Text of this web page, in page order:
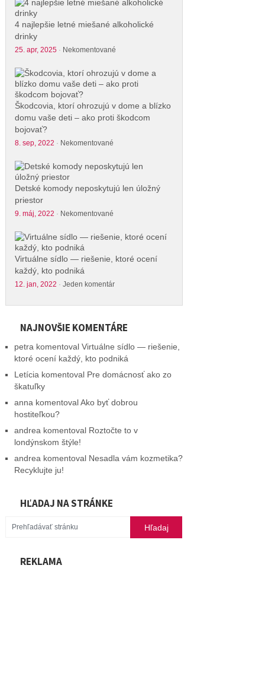
4 najlepšie letné miešané alkoholické
drinky
25. apr, 2025· Nekomentované
Škodcovia, ktorí ohrozujú v dome a blízko
domu vaše deti – ako proti škodcom
bojovať?
8. sep, 2022 · Nekomentované
Detské komody neposkytujú len úložný
priestor
9. máj, 2022 · Nekomentované
Virtuálne sídlo — riešenie, ktoré ocení
každý, kto podniká
12. jan, 2022 · Jeden komentár
NAJNOVŠIE KOMENTÁRE
petra komentoval Virtuálne sídlo — riešenie,
ktoré ocení každý, kto podniká
Letícia komentoval Pre domácnosť ako zo
škatuľky
anna komentovalAko byť dobrou
hostiteľkou?
andrea komentoval Roztočte to v
londýnskom štýle!
andrea komentoval Nesadla vám kozmetika?
Recyklujte ju!
HĽADAJ NA STRÁNKE
REKLAMA